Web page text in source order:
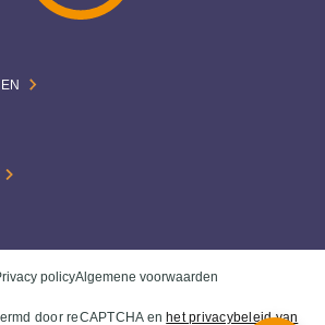
policyAlgemene voorwaarden
door reCAPTCHA en het privacybeleid van